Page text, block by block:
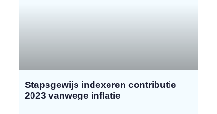
Stapsgewijs indexeren contributie
2023 vanwege inflatie